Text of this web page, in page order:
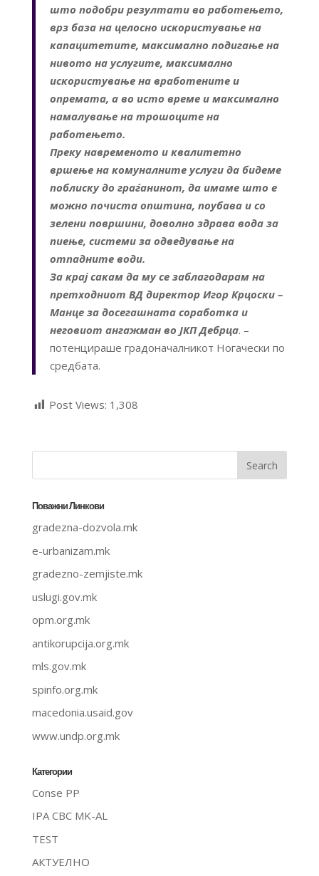
што подобри резултати во работењето,
врз база на целосно искористување на
капацитетите, максимално подигање на
нивото на услугите, максимално
искористување на вработените и
опремата, а во исто време и максимално
намалување на трошоците на
работењето.
Преку навременото и квалитетно
вршење на комуналните услуги да бидеме
поблиску до граѓанинот, да имаме што е
можно почиста општина, поубава и со
зелени површини, доволно здрава вода за
пиење, системи за одведување на
отпадните води.
За крај сакам да му се заблагодарам на
претходниот ВД директор Игор Крцоски –
Манце за досегашната соработка и
неговиот ангажман во ЈКП Дебрца. –
потенцираше градоначалникот Ногачески по
средбата.
Post Views: 1,308
Поважни Линкови
gradezna-dozvola.mk
e-urbanizam.mk
gradezno-zemjiste.mk
uslugi.gov.mk
opm.org.mk
antikorupcija.org.mk
mls.gov.mk
spinfo.org.mk
macedonia.usaid.gov
www.undp.org.mk
Категории
Conse PP
IPA CBC MK-AL
TEST
АКТУЕЛНО